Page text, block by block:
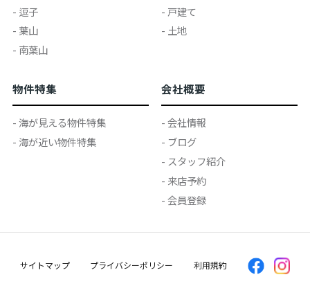
- 逗子
- 葉山
- 南葉山
- 戸建て
- 土地
物件特集
- 海が見える物件特集
- 海が近い物件特集
会社概要
- 会社情報
- ブログ
- スタッフ紹介
- 来店予約
- 会員登録
サイトマップ プライバシーポリシー 利用規約